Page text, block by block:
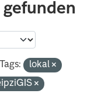
Tags:
lokal